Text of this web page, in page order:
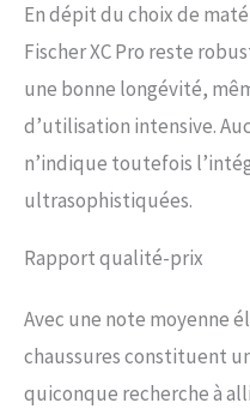
En dépit du choix de
Fischer XC Pro reste
une bonne longévité,
d’utilisation intensive.
n’indique toutefois
ultrasophistiquées.
Rapport qualité-prix
Avec une note moyenne
chaussures constituent
quiconque recherche à